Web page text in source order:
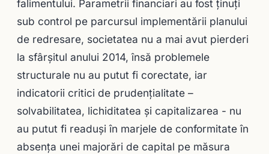
falimentului. Parametrii financiari au fost ținuți
sub control pe parcursul implementării planului
de redresare, societatea nu a mai avut pierderi
la sfârșitul anului 2014, însă problemele
structurale nu au putut fi corectate, iar
indicatorii critici de prudențialitate –
solvabilitatea, lichiditatea și capitalizarea - nu
au putut fi readuși în marjele de conformitate în
absența unei majorări de capital pe măsura